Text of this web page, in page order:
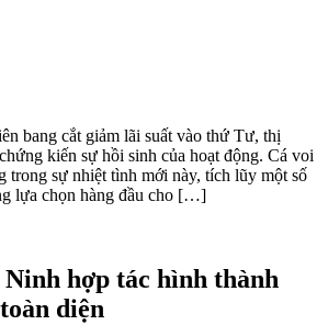
bang cắt giảm lãi suất vào thứ Tư, thị
kiến ​​sự hồi sinh của hoạt động. Cá voi
trong sự nhiệt tình mới này, tích lũy một số
lựa chọn hàng đầu cho […]
hợp tác hình thành
diện